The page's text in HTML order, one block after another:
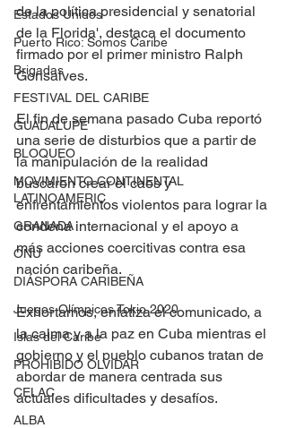
Estados Unidos
Puerto Rico: Somos Caribe
Brigadas
FESTIVAL DEL CARIBE
GUADALUPE
BLOQUEO
MOVIMIENTO CONTINENTAL
LATINOAMERIC
GRANADA
ONU
DIÁSPORA CARIBEÑA
Juegos Olímpicos Tokio 2020
Islas del Caribe
PROHIBIDO OLVIDAR
CELAC
ALBA
de la política presidencial y senatorial
de la Florida', destaca el documento
firmado por el primer ministro Ralph
Gonsalves.
El fin de semana pasado Cuba reportó
una serie de disturbios que a partir de
la manipulación de la realidad
buscaron crear el caos y
enfrentamientos violentos para lograr la
condena internacional y el apoyo a
más acciones coercitivas contra esa
nación caribeña.
Exhortamos, enfatiza el comunicado, a
la calma y a la paz en Cuba mientras el
gobierno y el pueblo cubanos tratan de
abordar de manera centrada sus
actuales dificultades y desafíos.